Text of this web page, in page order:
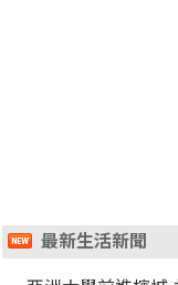
最新生活新聞